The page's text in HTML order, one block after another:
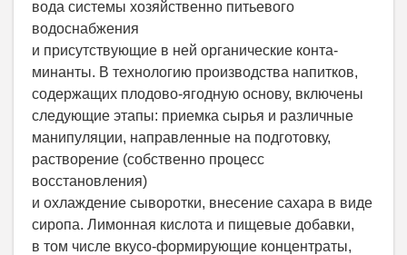
вода системы хозяйственно питьевого
водоснабжения
и присутствующие в ней органические конта-
минанты. В технологию производства напитков,
содержащих плодово-ягодную основу, включены
следующие этапы: приемка сырья и различные
манипуляции, направленные на подготовку,
растворение (собственно процесс
восстановления)
и охлаждение сыворотки, внесение сахара в виде
сиропа. Лимонная кислота и пищевые добавки,
в том числе вкусо-формирующие концентраты,